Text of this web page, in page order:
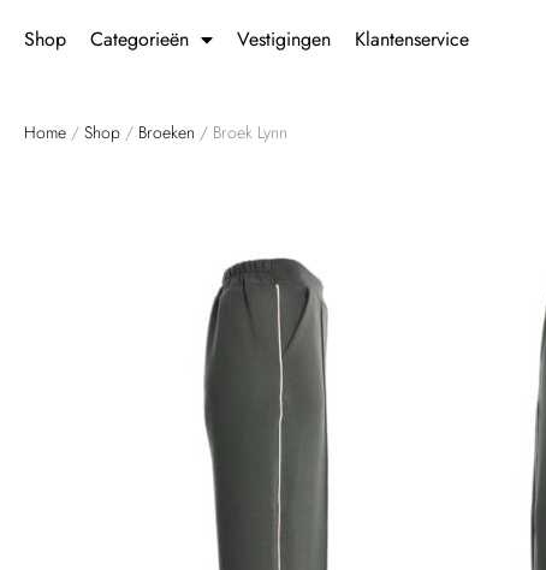
Shop Categorieën Vestigingen Klantenservice
Home / Shop / Broeken / Broek Lynn